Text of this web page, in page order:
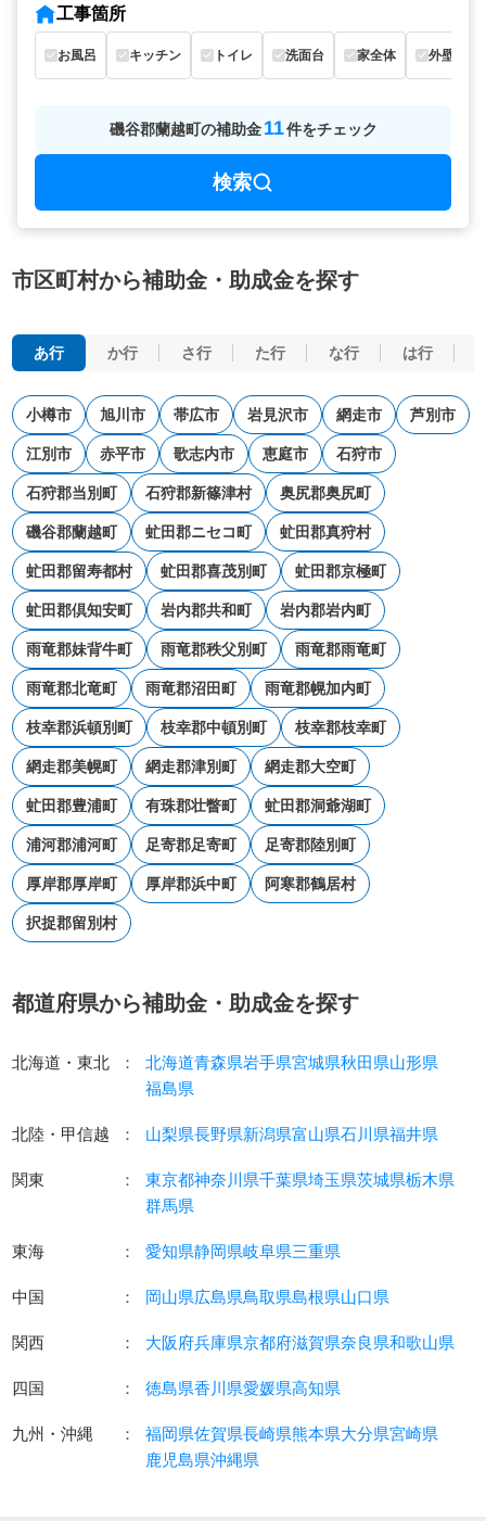
工事箇所
お風呂 キッチン トイレ 洗面台 家全体 外壁
磯谷郡蘭越町の補助金 11件をチェック
検索
市区町村から補助金・助成金を探す
あ行 か行 さ行 た行 な行 は行
小樽市 旭川市 帯広市 岩見沢市 網走市 芦別市
江別市 赤平市 歌志内市 恵庭市 石狩市
石狩郡当別町 石狩郡新篠津村 奥尻郡奥尻町
磯谷郡蘭越町 虻田郡ニセコ町 虻田郡真狩村
虻田郡留寿都村 虻田郡喜茂別町 虻田郡京極町
虻田郡倶知安町 岩内郡共和町 岩内郡岩内町
雨竜郡妹背牛町 雨竜郡秩父別町 雨竜郡雨竜町
雨竜郡北竜町 雨竜郡沼田町 雨竜郡幌加内町
枝幸郡浜頓別町 枝幸郡中頓別町 枝幸郡枝幸町
網走郡美幌町 網走郡津別町 網走郡大空町
虻田郡豊浦町 有珠郡壮瞥町 虻田郡洞爺湖町
浦河郡浦河町 足寄郡足寄町 足寄郡陸別町
厚岸郡厚岸町 厚岸郡浜中町 阿寒郡鶴居村
択捉郡留別村
都道府県から補助金・助成金を探す
北海道・東北 ： 北海道青森県岩手県宮城県秋田県山形県
福島県
北陸・甲信越 ： 山梨県長野県新潟県富山県石川県福井県
関東 ： 東京都神奈川県千葉県埼玉県茨城県栃木県
群馬県
東海 ： 愛知県静岡県岐阜県三重県
中国 ： 岡山県広島県鳥取県島根県山口県
関西 ： 大阪府兵庫県京都府滋賀県奈良県和歌山県
四国 ： 徳島県香川県愛媛県高知県
九州・沖縄 ： 福岡県佐賀県長崎県熊本県大分県宮崎県
鹿児島県沖縄県